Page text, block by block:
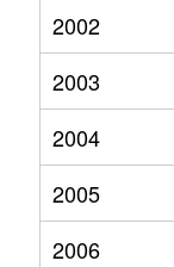
2002
2003
2004
2005
2006